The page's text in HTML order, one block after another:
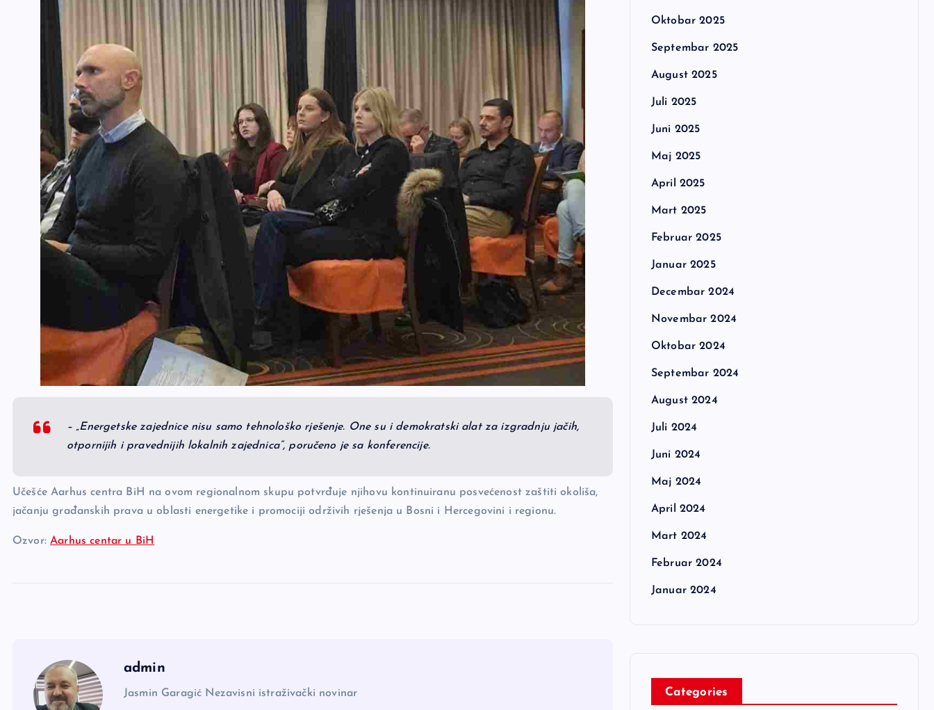
– „Energetske zajednice nisu samo tehnološko rješenje. One su i demokratski alat za izgradnju jačih,
otpornijih i pravednijih lokalnih zajednica“, poručeno je sa konferencije.
Učešće Aarhus centra BiH na ovom regionalnom skupu potvrđuje njihovu kontinuiranu posvećenost zaštiti okoliša,
jačanju građanskih prava u oblasti energetike i promociji održivih rješenja u Bosni i Hercegovini i regionu.
Ozvor:Aarhus centar u BiH
admin
Jasmin Garagić Nezavisni istraživački novinar
Oktobar 2025
Septembar 2025
August 2025
Juli 2025
Juni 2025
Maj 2025
April 2025
Mart 2025
Februar 2025
Januar 2025
Decembar 2024
Novembar 2024
Oktobar 2024
Septembar 2024
August 2024
Juli 2024
Juni 2024
Maj 2024
April 2024
Mart 2024
Februar 2024
Januar 2024
Categories